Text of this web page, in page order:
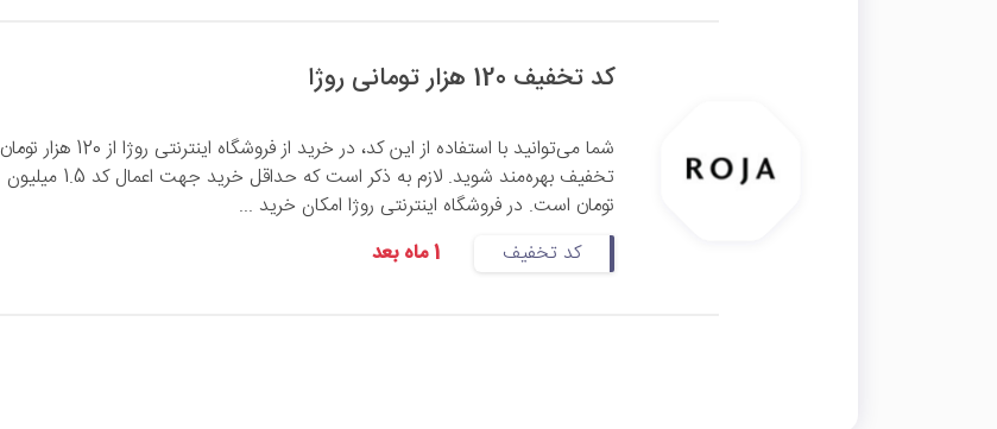
کد تخفیف 120 هزار تومانی روژا
شما می‌توانید با استفاده از این کد، در خرید از فروشگاه اینترنتی روژا از 120 هزار تومان
تخفیف بهره‌مند شوید. لازم به ذکر است که حداقل خرید جهت اعمال کد 1.5 میلیون
تومان است. در فروشگاه اینترنتی روژا امکان خرید ...
کد تخفیف
1 ماه بعد